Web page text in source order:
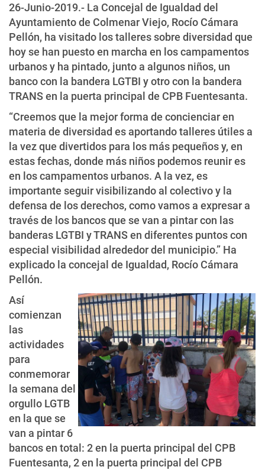
26-Junio-2019.- La Concejal de Igualdad del
Ayuntamiento de Colmenar Viejo, Rocío Cámara
Pellón, ha visitado los talleres sobre diversidad que
hoy se han puesto en marcha en los campamentos
urbanos y ha pintado, junto a algunos niños, un
banco con la bandera LGTBI y otro con la bandera
TRANS en la puerta principal de CPB Fuentesanta.
“Creemos que la mejor forma de concienciar en
materia de diversidad es aportando talleres útiles a
la vez que divertidos para los más pequeños y, en
estas fechas, donde más niños podemos reunir es
en los campamentos urbanos. A la vez, es
importante seguir visibilizando al colectivo y la
defensa de los derechos, como vamos a expresar a
través de los bancos que se van a pintar con las
banderas LGTBI y TRANS en diferentes puntos con
especial visibilidad alrededor del municipio.” Ha
explicado la concejal de Igualdad, Rocío Cámara
Pellón.
Así
comienzan
las
actividades
para
conmemorar
la semana del
orgullo LGTB
en la que se
van a pintar 6
bancos en total: 2 en la puerta principal del CPB
Fuentesanta, 2 en la puerta principal del CPB